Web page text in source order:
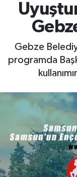
Gebze
programda